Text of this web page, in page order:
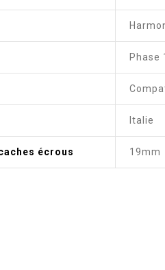
Phase
Italie
écrous 19mm